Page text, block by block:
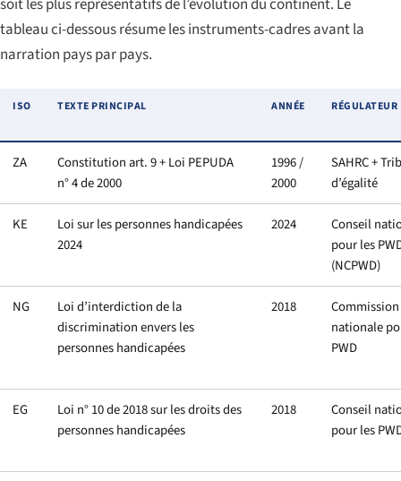
soit les plus représentatifs de l’évolution du continent. Le
tableau ci-dessous résume les instruments-cadres avant la
narration pays par pays.
ISO TEXTE PRINCIPAL ANNÉE RÉGULATEUR
ZA
Constitution art. 9 + Loi PEPUDA
n° 4 de 2000
1996 /
2000
SAHRC +
d’égalité
KE
Loi sur les personnes handicapées
2024
2024
Conseil
pour les
(NCPWD)
NG
Loi d’interdiction de la
discrimination envers les
personnes handicapées
2018
Commission
nationale
PWD
EG
Loi n° 10 de 2018 sur les droits des
personnes handicapées
2018
Conseil
pour les